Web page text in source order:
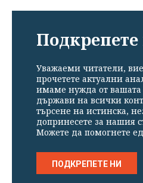
Уважаеми читатели,
прочетете актуални
имаме нужда от вашата
държави на всички
търсене на истинска,
допринесете за нашия
Можете да помогнете
ПОДКРЕПЕТЕ НИ